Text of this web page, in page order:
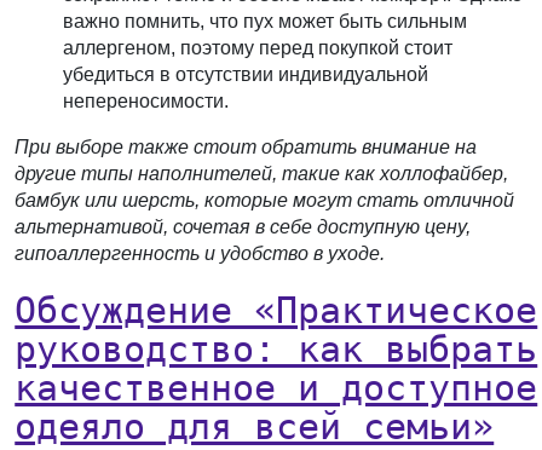
важно помнить, что пух может быть сильным
аллергеном, поэтому перед покупкой стоит
убедиться в отсутствии индивидуальной
непереносимости.
При выборе также стоит обратить внимание на
другие типы наполнителей, такие как холлофайбер,
бамбук или шерсть, которые могут стать отличной
альтернативой, сочетая в себе доступную цену,
гипоаллергенность и удобство в уходе.
Обсуждение «Практическое
руководство: как выбрать
качественное и доступное
одеяло для всей семьи»